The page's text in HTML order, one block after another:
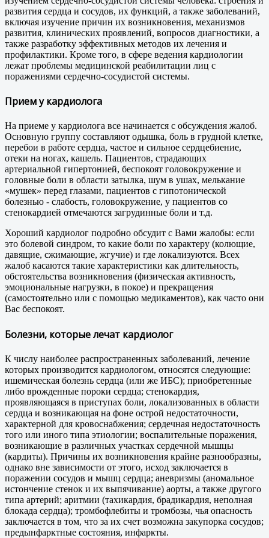
развития сердца и сосудов, их функций, а также заболеваний,
включая изучение причин их возникновения, механизмов
развития, клинических проявлений, вопросов диагностики, а
также разработку эффективных методов их лечения и
профилактики. Кроме того, в сфере ведения кардиологии
лежат проблемы медицинской реабилитации лиц с
поражениями сердечно-сосудистой системы.
Прием у кардиолога
На приеме у кардиолога все начинается с обсуждения жалоб.
Основную группу составляют одышка, боль в грудной клетке,
перебои в работе сердца, частое и сильное сердцебиение,
отеки на ногах, кашель. Пациентов, страдающих
артериальной гипертонией, беспокоят головокружение и
головные боли в области затылка, шум в ушах, мелькание
«мушек» перед глазами, пациентов с гипотонической
болезнью - слабость, головокружение, у пациентов со
стенокардией отмечаются загрудинные боли и т.д.
Хороший кардиолог подробно обсудит с Вами жалобы: если
это болевой синдром, то какие боли по характеру (колющие,
давящие, сжимающие, жгучие) и где локализуются. Всех
жалоб касаются такие характеристики как длительность,
обстоятельства возникновения (физическая активность,
эмоциональные нагрузки, в покое) и прекращения
(самостоятельно или с помощью медикаментов), как часто они
Вас беспокоят.
Болезни, которые лечат кардиолог
К числу наиболее распространенных заболеваний, лечение
которых производится кардиологом, относятся следующие:
ишемическая болезнь сердца (или же ИБС); приобретенные
либо врожденные пороки сердца; стенокардия,
проявляющаяся в приступах боли, локализованных в области
сердца и возникающая на фоне острой недостаточности,
характерной для кровоснабжения; сердечная недостаточность
того или иного типа этиологии; воспалительные поражения,
возникающие в различных участках сердечной мышцы
(кардиты). Причины их возникновения крайне разнообразны,
однако вне зависимости от этого, исход заключается в
поражении сосудов и мышц сердца; аневризмы (аномальное
истончение стенок и их выпячивание) аорты, а также другого
типа артерий; аритмии (тахикардия, брадикардия, неполная
блокада сердца); тромбофлебиты и тромбозы, чья опасность
заключается в том, что за их счет возможна закупорка сосудов;
предынфарктные состояния, инфаркты.